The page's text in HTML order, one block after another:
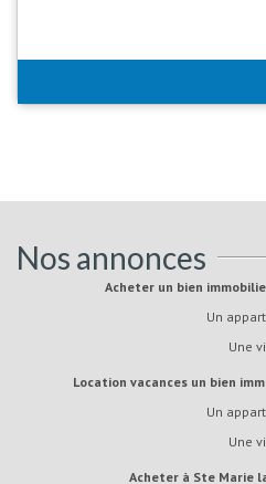
Nos annonces
Acheter un bien
Un
Une
Location vacances un bien
Un
Une
Acheter à Ste Marie